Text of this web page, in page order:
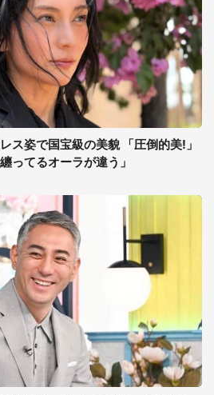
ス姿で国宝級の美貌 「圧倒的美!」
ってるオーラが違う」